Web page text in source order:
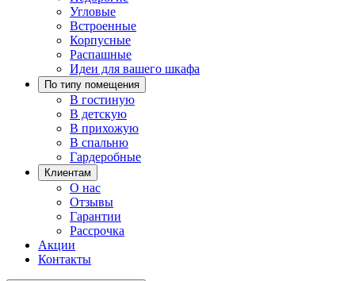
Угловые
Встроенные
Корпусные
Распашные
Идеи для вашего шкафа
По типу помещения
В гостиную
В детскую
В прихожую
В спальню
Гардеробные
Клиентам
О нас
Отзывы
Гарантии
Рассрочка
Акции
Контакты